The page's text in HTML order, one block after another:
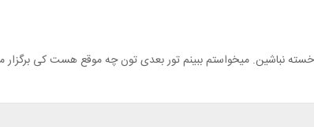
نباشین. میخواستم ببینم تور بعدی تون چه موقع هست کی برگزار